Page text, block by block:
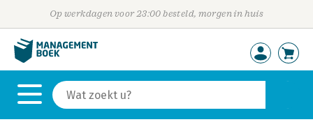
Op werkdagen voor 23:00 besteld, morgen in huis